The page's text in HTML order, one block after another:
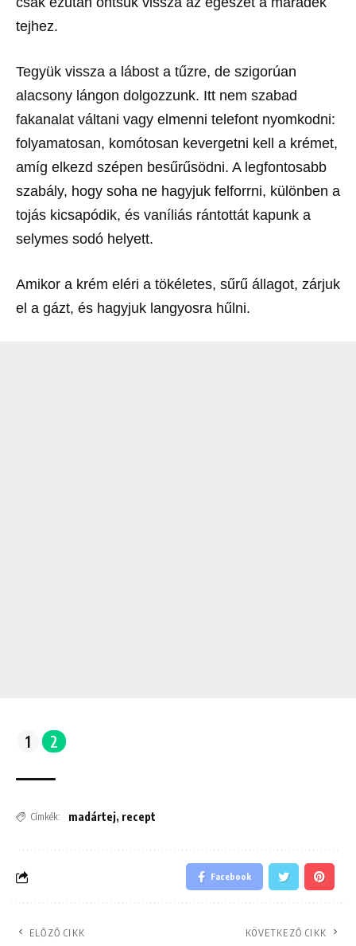
tejhez.
Tegyük vissza a lábost a tűzre, de szigorúan
alacsony lángon dolgozzunk. Itt nem szabad
fakanalat váltani vagy elmenni telefont nyomkodni:
folyamatosan, komótosan kevergetni kell a krémet,
amíg elkezd szépen besűrűsödni. A legfontosabb
szabály, hogy soha ne hagyjuk felforrni, különben a
tojás kicsapódik, és vaníliás rántottát kapunk a
selymes sodó helyett.
Amikor a krém eléri a tökéletes, sűrű állagot, zárjuk
el a gázt, és hagyjuk langyosra hűlni.
1 2
Címkék: madártej, recept
Facebook
ELŐZŐ CIKK
KÖVETKEZŐ CIKK